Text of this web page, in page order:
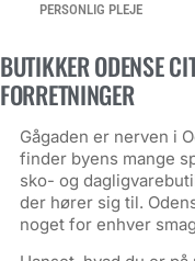
PERSONLIG PLEJE
BUTIKKER ODENSE
FORRETNINGER
Gågaden er nerven i
finder byens mange
sko- og
der hører sig til.
noget for enhver